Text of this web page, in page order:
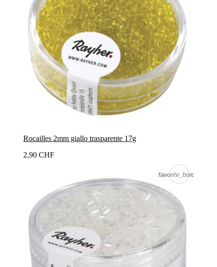
Rocailles 2mm giallo trasparente 17g
2,90 CHF
favorite_border
favorite_border